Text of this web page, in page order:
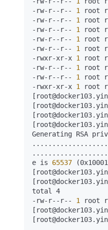
-rw-r--r--
1
-rw-r--r--
1
-rw-r--r--
1
-rw-r--r--
1
-rw-r--r--
1 root
-rwxr-xr-x 1
-rw-r--r--
1
-rw-r--r--
1 root
-rwxr-xr-x 1
Generating RSA
e is 65537
total 4
-rw-r--r--
1 root
迁移与运维管理
专有云